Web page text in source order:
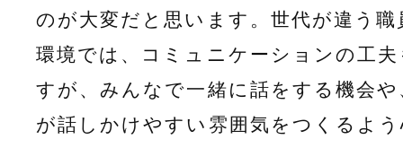
のが大変だと思います。世代が違う職
環境では、コミュニケーションの工
すが、みんなで一緒に話をする機会
が話しかけやすい雰囲気をつくるよ